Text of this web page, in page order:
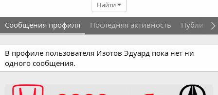
Найти
Сообщения профиля Последняя активность
В профиле пользователя Изотов Эдуард пока нет ни
одного сообщения.